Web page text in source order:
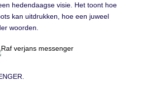
hedendaagse visie. Het toont hoe
kan uitdrukken, hoe een juweel
woorden.